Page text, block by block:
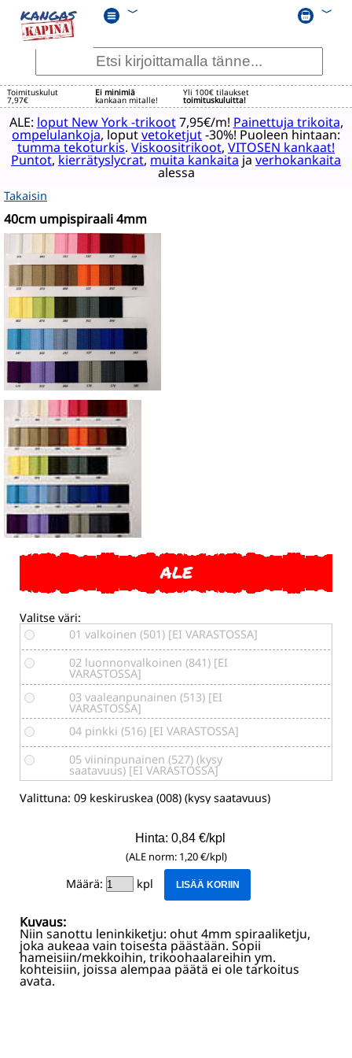
﹀ ﹀
Toimituskulut
7,97€
Ei minimiä
kankaan mitalle!
Yli 100€ tilaukset
toimituskuluitta!
ALE: loput New York -trikoot7,95€/m! Painettuja trikoita,
ompelulankoja, loputvetoketjut-30%! Puoleen hintaan:
tumma tekoturkis. Viskoositrikoot, VITOSEN kankaat!
Puntot,kierrätyslycrat,muita kankaitajaverhokankaita
alessa
Takaisin
40cm umpispiraali 4mm
ALE
Valitse väri:
01 valkoinen (501) [EI VARASTOSSA]
02 luonnonvalkoinen (841) [EI
VARASTOSSA]
03 vaaleanpunainen (513) [EI
VARASTOSSA]
04 pinkki (516) [EI VARASTOSSA]
05 viininpunainen (527) (kysy
saatavuus) [EI VARASTOSSA]
06 punainen (519) [EI VARASTOSSA]
08 beige (573) [EI VARASTOSSA]
09 keskiruskea (008) (kysy saatavuus)
11 poltettu oranssi (850) (kysy
saatavuus) [EI VARASTOSSA]
12 tummanruskea (570) [EI
VARASTOSSA]
Valittuna: 09 keskiruskea (008) (kysy saatavuus)
Hinta: 0,84 €/kpl
(ALE norm: 1,20 €/kpl)
Määrä: kpl LISÄÄ KORIIN
Kuvaus:
Niin sanottu leninkiketju: ohut 4mm spiraaliketju,
joka aukeaa vain toisesta päästään. Sopii
hameisiin/mekkoihin, trikoohaalareihin ym.
kohteisiin, joissa alempaa päätä ei ole tarkoitus
avata.